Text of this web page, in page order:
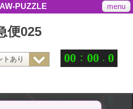
PUZZLE menu
便025
00 ： 00 . 0